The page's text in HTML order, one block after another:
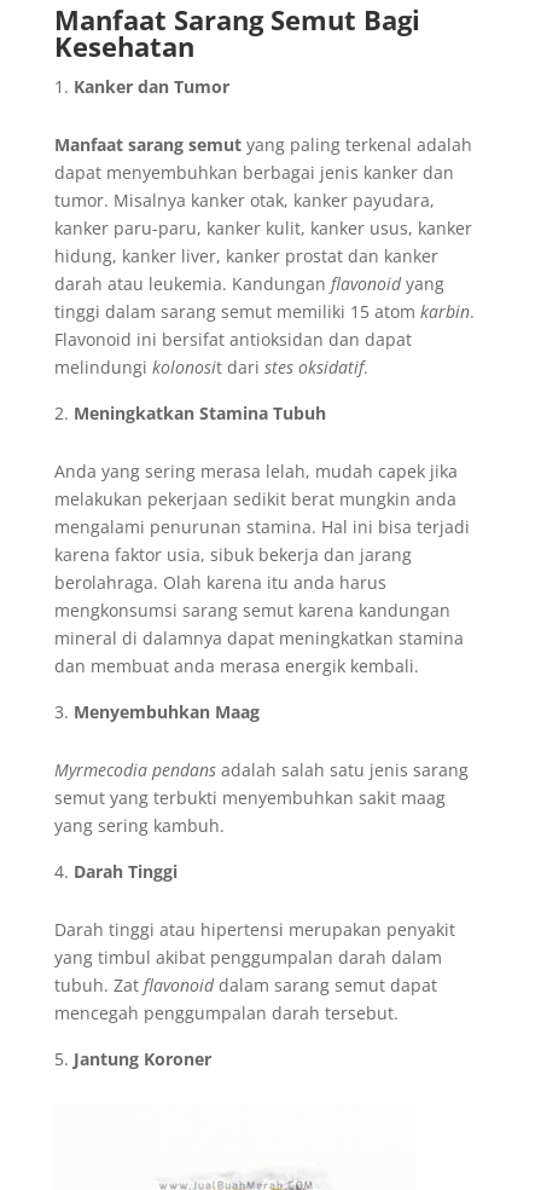
Manfaat Sarang Semut Bagi
Kesehatan
Kanker dan Tumor
Manfaat sarang semutyang paling terkenal adalah
dapat menyembuhkan berbagai jenis kanker dan
tumor. Misalnya kanker otak, kanker payudara,
kanker paru-paru, kanker kulit, kanker usus, kanker
hidung, kanker liver, kanker prostat dan kanker
darah atau leukemia. Kandungan flavonoidyang
tinggi dalam sarang semut memiliki 15 atom karbin.
Flavonoid ini bersifat antioksidan dan dapat
melindungi kolonosit dari stes oksidatif.
Meningkatkan Stamina Tubuh
Anda yang sering merasa lelah, mudah capek jika
melakukan pekerjaan sedikit berat mungkin anda
mengalami penurunan stamina. Hal ini bisa terjadi
karena faktor usia, sibuk bekerja dan jarang
berolahraga. Olah karena itu anda harus
mengkonsumsi sarang semut karena kandungan
mineral di dalamnya dapat meningkatkan stamina
dan membuat anda merasa energik kembali.
Menyembuhkan Maag
Myrmecodia pendansadalah salah satu jenis sarang
semut yang terbukti menyembuhkan sakit maag
yang sering kambuh.
Darah Tinggi
Darah tinggi atau hipertensi merupakan penyakit
yang timbul akibat penggumpalan darah dalam
tubuh. Zat flavonoiddalam sarang semut dapat
mencegah penggumpalan darah tersebut.
Jantung Koroner